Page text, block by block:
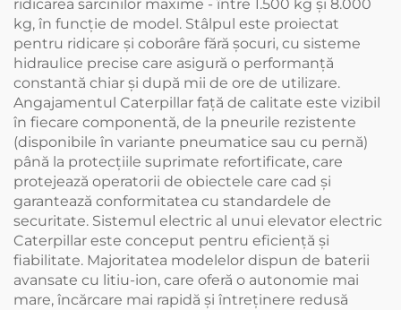
ridicarea sarcinilor maxime - între 1.500 kg și 8.000
kg, în funcție de model. Stâlpul este proiectat
pentru ridicare și coborâre fără șocuri, cu sisteme
hidraulice precise care asigură o performanță
constantă chiar și după mii de ore de utilizare.
Angajamentul Caterpillar față de calitate este vizibil
în fiecare componentă, de la pneurile rezistente
(disponibile în variante pneumatice sau cu pernă)
până la protecțiile suprimate refortificate, care
protejează operatorii de obiectele care cad și
garantează conformitatea cu standardele de
securitate. Sistemul electric al unui elevator electric
Caterpillar este conceput pentru eficiență și
fiabilitate. Majoritatea modelelor dispun de baterii
avansate cu litiu-ion, care oferă o autonomie mai
mare, încărcare mai rapidă și întreținere redusă